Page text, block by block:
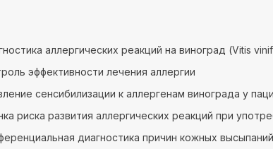
аллергических реакций на виноград (Vitis
эффективности лечения аллергии
сенсибилизации к аллергенам винограда у
риска развития аллергических реакций при
диагностика причин кожных